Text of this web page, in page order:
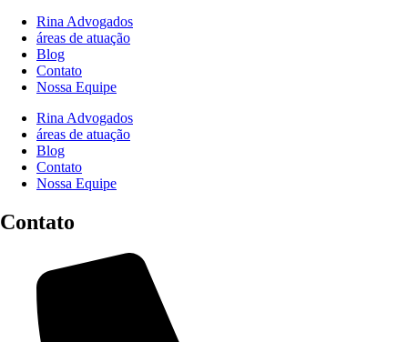
Rina Advogados
áreas de atuação
Blog
Contato
Nossa Equipe
Rina Advogados
áreas de atuação
Blog
Contato
Nossa Equipe
Contato